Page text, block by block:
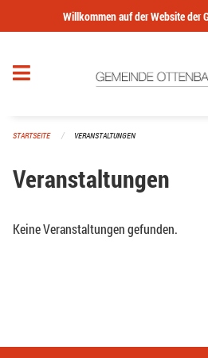
Navigation überspringen
Willkommen auf der Website der
STARTSEITE VERANSTALTUNGEN
Veranstaltungen
Keine Veranstaltungen gefunden.